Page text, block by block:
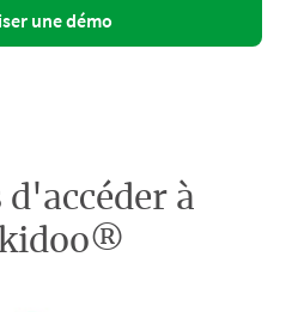
une démo
d'accéder à